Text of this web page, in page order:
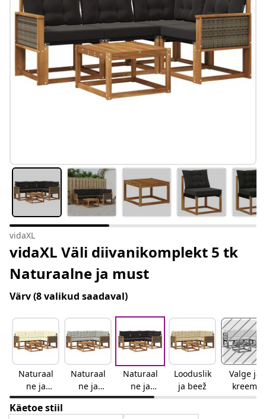
#sharemevidaxl
vidaXL
vidaXL Väli diivanikomplekt 5 tk
Naturaalne ja must
Värv(8 valikud saadaval)
Naturaal
ne ja
kreemjas
Naturaal
ne ja
helehall
Naturaal
ne ja
must
Looduslik
ja beež
Valge ja
kreem
Käetoe stiil